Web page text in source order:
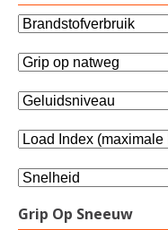
Grip Op Sneeuw